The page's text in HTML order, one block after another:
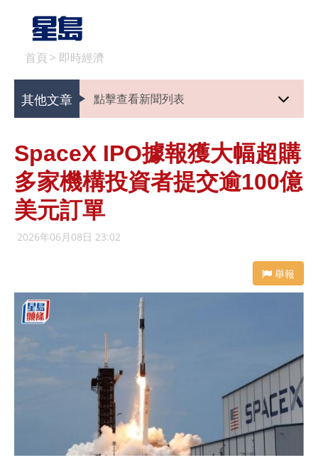
首頁 > 即時經濟
其他文章 點擊查看新聞列表
SpaceX IPO據報獲大幅超購
多家機構投資者提交逾100億
美元訂單
2026年06月08日 23:02
舉報